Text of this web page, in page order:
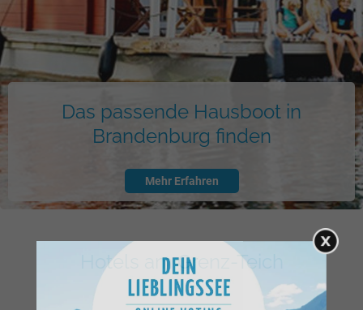
Das passende Hausboot in
Brandenburg finden
Mehr Erfahren
Hotels am Grenz-Teich